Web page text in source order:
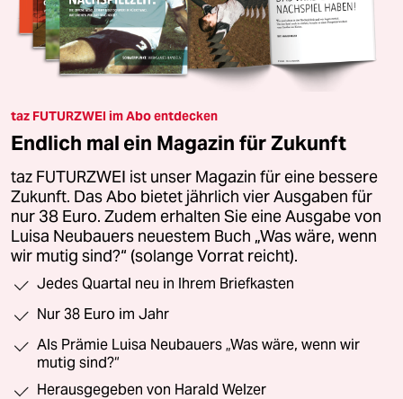
taz FUTURZWEI im Abo entdecken
Endlich mal ein Magazin für Zukunft
taz FUTURZWEI ist unser Magazin für eine bessere
Zukunft. Das Abo bietet jährlich vier Ausgaben für
nur 38 Euro. Zudem erhalten Sie eine Ausgabe von
Luisa Neubauers neuestem Buch „Was wäre, wenn
wir mutig sind?“ (solange Vorrat reicht).
Jedes Quartal neu in Ihrem Briefkasten
Nur 38 Euro im Jahr
Als Prämie Luisa Neubauers „Was wäre, wenn wir
mutig sind?“
Herausgegeben von Harald Welzer